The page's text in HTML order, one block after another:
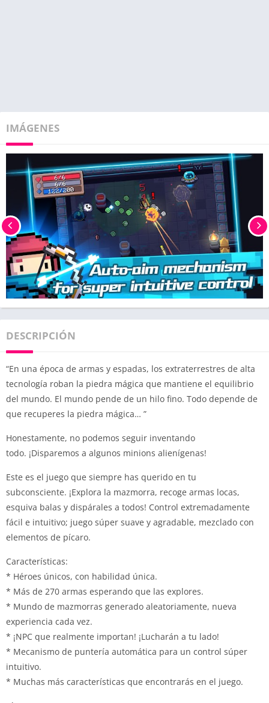
IMÁGENES
DESCRIPCIÓN
“En una época de armas y espadas, los extraterrestres de alta
tecnología roban la piedra mágica que mantiene el equilibrio
del mundo. El mundo pende de un hilo fino. Todo depende de
que recuperes la piedra mágica… ”
Honestamente, no podemos seguir inventando
todo. ¡Disparemos a algunos minions alienígenas!
Este es el juego que siempre has querido en tu
subconsciente. ¡Explora la mazmorra, recoge armas locas,
esquiva balas y dispárales a todos! Control extremadamente
fácil e intuitivo; juego súper suave y agradable, mezclado con
elementos de pícaro.
Características:
* Héroes únicos, con habilidad única.
* Más de 270 armas esperando que las explores.
* Mundo de mazmorras generado aleatoriamente, nueva
experiencia cada vez.
* ¡NPC que realmente importan! ¡Lucharán a tu lado!
* Mecanismo de puntería automática para un control súper
intuitivo.
* Muchas más características que encontrarás en el juego.